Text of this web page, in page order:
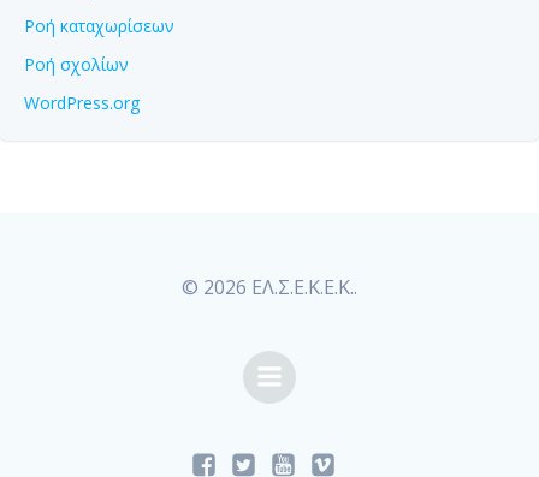
Ροή καταχωρίσεων
Ροή σχολίων
WordPress.org
© 2026 ΕΛ.Σ.Ε.Κ.Ε.Κ..